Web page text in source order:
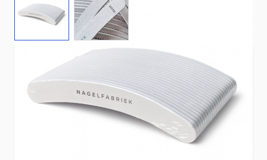
Werk je graag snel, strak en met power? Deze
professionele banaanvijlen 100/100 gritzijn
perfect voor stevige productlagen en intensief
salongebruik. De grove, dubbele 100-grit geeft
je maximale controle bij het inkorten,